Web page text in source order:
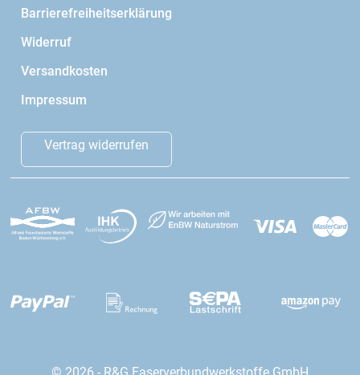
Barrierefreiheitserklärung
Widerruf
Versandkosten
Impressum
Vertrag widerrufen